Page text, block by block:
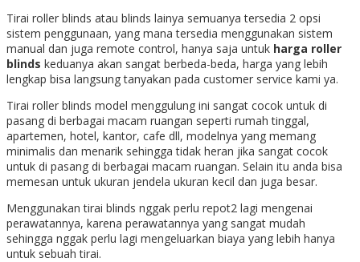
Tirai roller blinds atau blinds lainya semuanya tersedia 2 opsi
sistem penggunaan, yang mana tersedia menggunakan sistem
manual dan juga remote control, hanya saja untuk harga roller
blinds keduanya akan sangat berbeda-beda, harga yang lebih
lengkap bisa langsung tanyakan pada customer service kami ya.
Tirai roller blinds model menggulung ini sangat cocok untuk di
pasang di berbagai macam ruangan seperti rumah tinggal,
apartemen, hotel, kantor, cafe dll, modelnya yang memang
minimalis dan menarik sehingga tidak heran jika sangat cocok
untuk di pasang di berbagai macam ruangan. Selain itu anda bisa
memesan untuk ukuran jendela ukuran kecil dan juga besar.
Menggunakan tirai blinds nggak perlu repot2 lagi mengenai
perawatannya, karena perawatannya yang sangat mudah
sehingga nggak perlu lagi mengeluarkan biaya yang lebih hanya
untuk sebuah tirai.